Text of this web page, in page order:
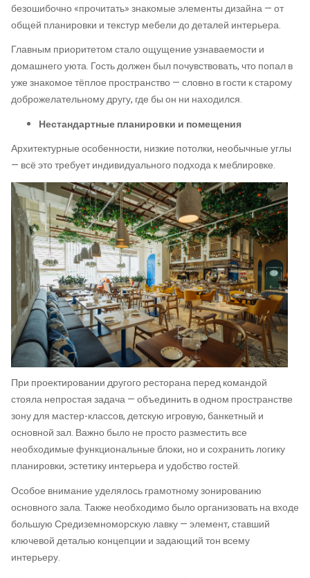
безошибочно «прочитать» знакомые элементы дизайна — от
общей планировки и текстур мебели до деталей интерьера.
Главным приоритетом стало ощущение узнаваемости и
домашнего уюта. Гость должен был почувствовать, что попал в
уже знакомое тёплое пространство — словно в гости к старому
доброжелательному другу, где бы он ни находился.
Нестандартные планировки и помещения
Архитектурные особенности, низкие потолки, необычные углы
— всё это требует индивидуального подхода к меблировке.
При проектировании другого ресторана перед командой
стояла непростая задача — объединить в одном пространстве
зону для мастер-классов, детскую игровую, банкетный и
основной зал. Важно было не просто разместить все
необходимые функциональные блоки, но и сохранить логику
планировки, эстетику интерьера и удобство гостей.
Особое внимание уделялось грамотному зонированию
основного зала. Также необходимо было организовать на входе
большую Средиземноморскую лавку — элемент, ставший
ключевой деталью концепции и задающий тон всему
интерьеру.